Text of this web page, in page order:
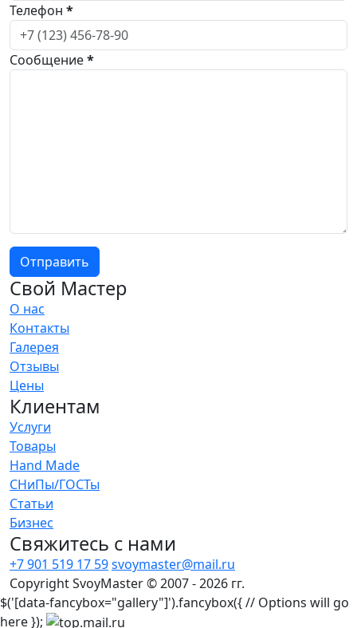
Телефон *
Сообщение*
Отправить
Свой Мастер
О нас
Контакты
Галерея
Отзывы
Цены
Клиентам
Услуги
Товары
Hand Made
СНиПы/ГОСТы
Статьи
Бизнес
Свяжитесь с нами
+7 901 519 17 59svoymaster@mail.ru
Copyright SvoyMaster © 2007 - 2026 гг.
$('[data-fancybox="gallery"]').fancybox({ // Options will go
here });